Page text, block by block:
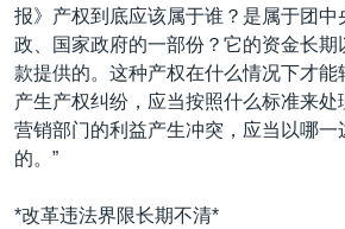
报》产权到底应该属于谁？是属于团中
政、国家政府的一部份？它的资金长期
款提供的。这种产权在什么情况下才能
产生产权纠纷，应当按照什么标准来处
营销部门的利益产生冲突，应当以哪一
的。”
*改革违法界限长期不清*